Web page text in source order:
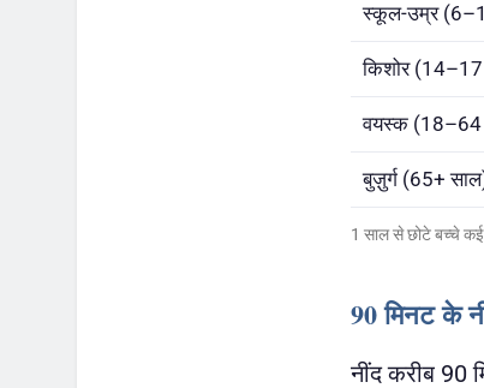
स्कूल-उम्र
किशोर
वयस्क (18–64
बुज़ुर्ग (65+
1 साल से छोटे बच्चे
90 मिनट के
नींद करीब 90